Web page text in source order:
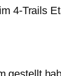
4-Trails